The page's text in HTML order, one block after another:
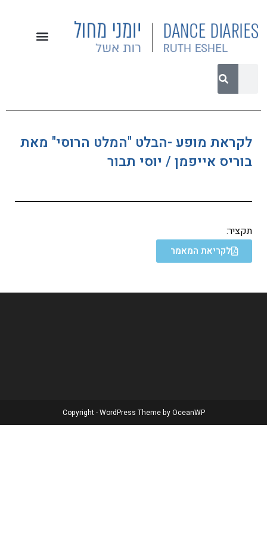
לקראת מופע -הבלט "המלט הרוסי" מאת
בוריס אייפמן / יוסי תבור
תקציר:
לקריאת המאמר
Copyright - WordPress Theme by OceanWP